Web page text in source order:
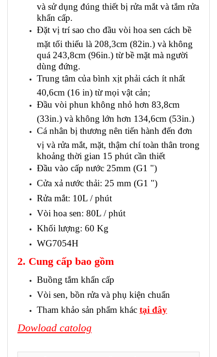
và sử dụng đúng thiết bị rửa mắt và tắm rửa
khẩn cấp.
Đặt vị trí sao cho đầu vòi hoa sen cách bề
mặt tối thiểu là 208,3cm (82in.) và không
quá 243,8cm (96in.) từ bề mặt mà người
dùng đứng.
Trung tâm của bình xịt phải cách ít nhất
40,6cm (16 in) từ mọi vật cản;
Đầu vòi phun không nhỏ hơn 83,8cm
(33in.) và không lớn hơn 134,6cm (53in.)
Cá nhân bị thương nên tiến hành đến đơn
vị và rửa mắt, mặt, thậm chí toàn thân trong
khoảng thời gian 15 phút cần thiết
Đầu vào cấp nước 25mm (G1 ")
Cửa xả nước thải: 25 mm (G1 ")
Rửa mắt: 10L / phút
Vòi hoa sen: 80L / phút
Khối lượng: 60 Kg
WG7054H
2. Cung cấp bao gồm
Buồng tắm khẩn cấp
Vòi sen, bồn rửa và phụ kiện chuẩn
Tham khảo sản phẩm khác tại đây
Dowload catolog